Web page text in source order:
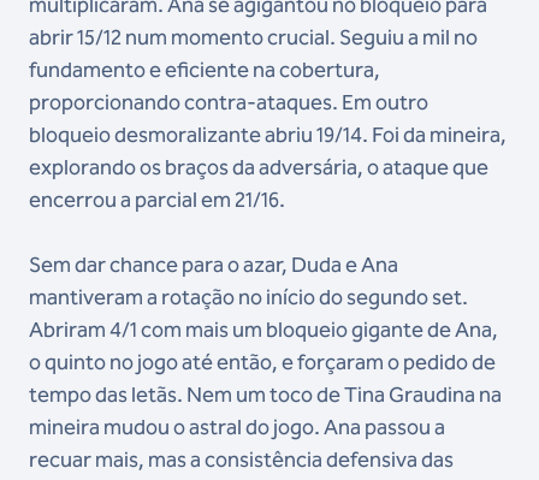
abrir 15/12 num momento crucial. Seguiu a mil no
fundamento e eficiente na cobertura,
proporcionando contra-ataques. Em outro
bloqueio desmoralizante abriu 19/14. Foi da mineira,
explorando os braços da adversária, o ataque que
encerrou a parcial em 21/16.
Sem dar chance para o azar, Duda e Ana
mantiveram a rotação no início do segundo set.
Abriram 4/1 com mais um bloqueio gigante de Ana,
o quinto no jogo até então, e forçaram o pedido de
tempo das letãs. Nem um toco de Tina Graudina na
mineira mudou o astral do jogo. Ana passou a
recuar mais, mas a consistência defensiva das